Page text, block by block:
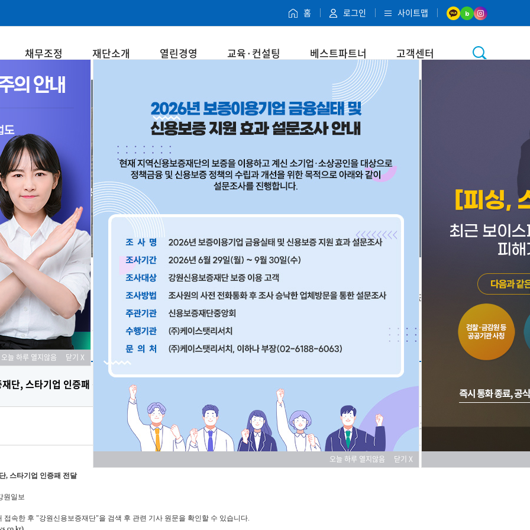
홈 로그인 사이트맵
채무조정 재단소개 열린경영 교육·컨설팅 베스트파트너 고객센터
재단소개
중소기업과 소상공인의 든든한 동반자! 강원신용보증재단
재단소개 보도자료
단, 스타기업 인증패 전달
2025-05-22 조회1,726
, 스타기업 인증패 전달
원일보
접속한 후 "강원신용보증재단"을 검색 후 관련 기사 원문을 확인할 수 있습니다.
오늘 하루 열지않음 닫기 X
오늘 하루 열지않음 닫기 X